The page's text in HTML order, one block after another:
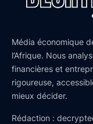
Média économique
l’Afrique. Nous
financières et
rigoureuse,
mieux décider.
Rédaction :